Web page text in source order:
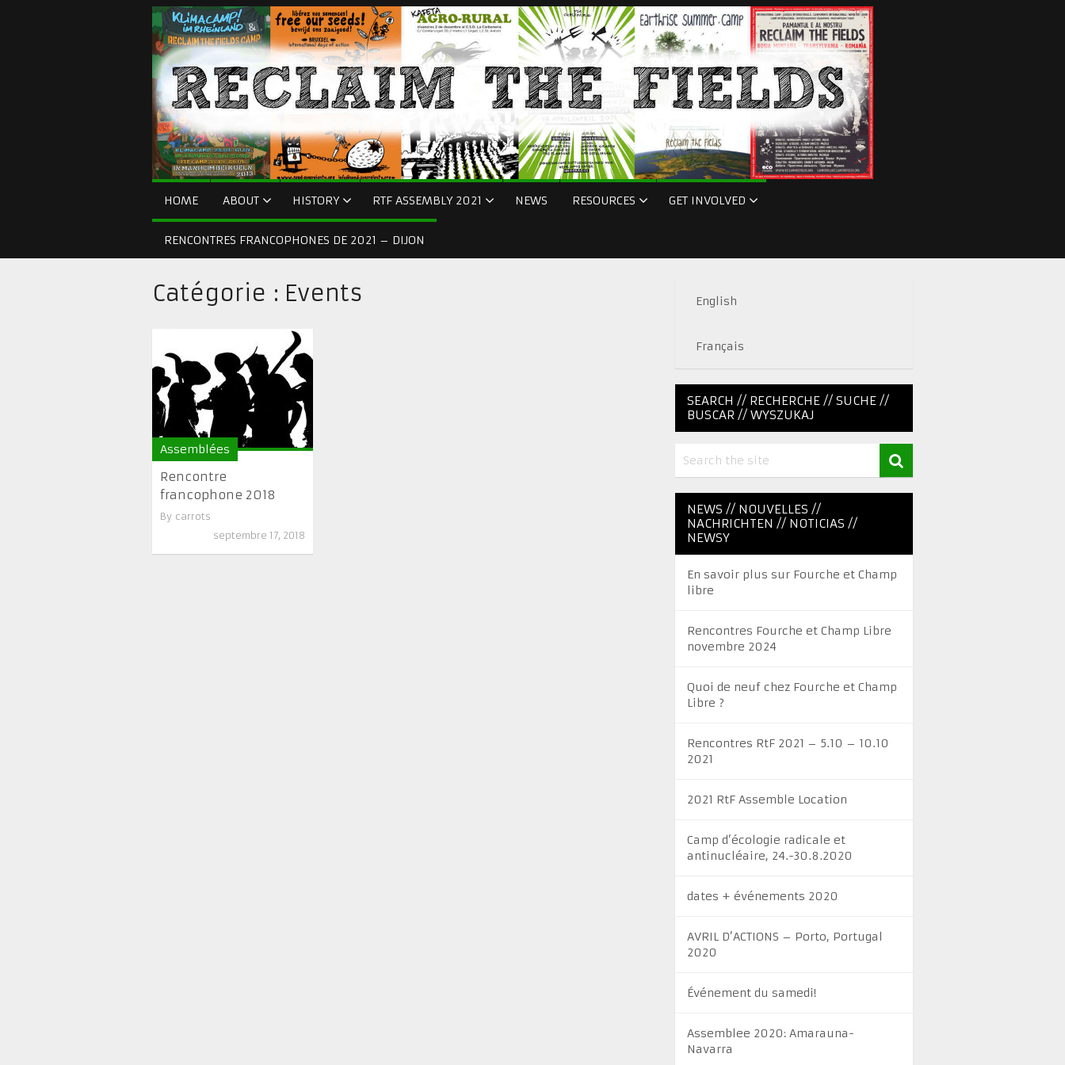
HOME ABOUT HISTORY RTF ASSEMBLY 2021 NEWS RESOURCES GET INVOLVED
RENCONTRES FRANCOPHONES DE 2021 – DIJON
Catégorie : Events
Assemblées
Rencontre
francophone 2018
By carrots
septembre 17, 2018
English
Français
SEARCH // RECHERCHE // SUCHE //
BUSCAR // WYSZUKAJ
NEWS // NOUVELLES //
NACHRICHTEN // NOTICIAS //
NEWSY
En savoir plus sur Fourche et Champ
libre
Rencontres Fourche et Champ Libre
novembre 2024
Quoi de neuf chez Fourche et Champ
Libre ?
Rencontres RtF 2021 – 5.10 – 10.10
2021
2021 RtF Assemble Location
Camp d’écologie radicale et
antinucléaire, 24.-30.8.2020
dates + événements 2020
AVRIL D’ACTIONS – Porto, Portugal
2020
Événement du samedi!
Assemblee 2020: Amarauna-
Navarra